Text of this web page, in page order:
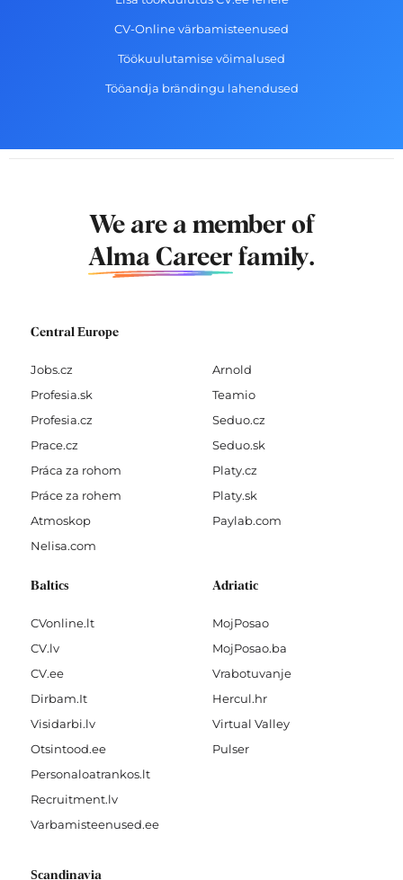
CV-Online värbamisteenused
Töökuulutamise võimalused
Tööandja brändingu lahendused
We are a member of
Alma Career family.
Central Europe
Jobs.cz
Profesia.sk
Profesia.cz
Prace.cz
Práca za rohom
Práce za rohem
Atmoskop
Nelisa.com
Arnold
Teamio
Seduo.cz
Seduo.sk
Platy.cz
Platy.sk
Paylab.com
Baltics
CVonline.lt
CV.lv
CV.ee
Dirbam.It
Visidarbi.lv
Otsintood.ee
Personaloatrankos.lt
Recruitment.lv
Varbamisteenused.ee
Adriatic
MojPosao
MojPosao.ba
Vrabotuvanje
Hercul.hr
Virtual Valley
Pulser
Scandinavia